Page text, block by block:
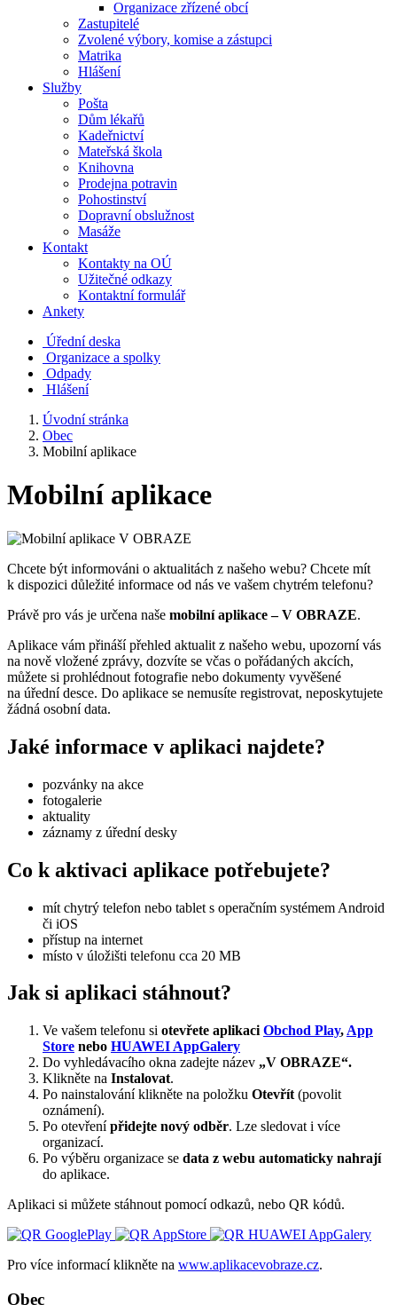
Organizace zřízené obcí
Zastupitelé
Zvolené výbory, komise a zástupci
Matrika
Hlášení
Služby
Pošta
Dům lékařů
Kadeřnictví
Mateřská škola
Knihovna
Prodejna potravin
Pohostinství
Dopravní obslužnost
Masáže
Kontakt
Kontakty na OÚ
Užitečné odkazy
Kontaktní formulář
Ankety
Úřední deska
Organizace a spolky
Odpady
Hlášení
Úvodní stránka
Obec
Mobilní aplikace
Mobilní aplikace
Chcete být informováni o aktualitách z našeho webu? Chcete mít
k dispozici důležité informace od nás ve vašem chytrém telefonu?
Právě pro vás je určena naše mobilní aplikace – V OBRAZE.
Aplikace vám přináší přehled aktualit z našeho webu, upozorní vás
na nově vložené zprávy, dozvíte se včas o pořádaných akcích,
můžete si prohlédnout fotografie nebo dokumenty vyvěšené
na úřední desce. Do aplikace se nemusíte registrovat, neposkytujete
žádná osobní data.
Jaké informace v aplikaci najdete?
pozvánky na akce
fotogalerie
aktuality
záznamy z úřední desky
Co k aktivaci aplikace potřebujete?
mít chytrý telefon nebo tablet s operačním systémem Android
či iOS
přístup na internet
místo v úložišti telefonu cca 20 MB
Jak si aplikaci stáhnout?
Ve vašem telefonu si otevřete aplikaci Obchod Play, App
Store nebo HUAWEI AppGalery
Do vyhledávacího okna zadejte název „V OBRAZE“.
Klikněte na Instalovat.
Po nainstalování klikněte na položku Otevřít (povolit
oznámení).
Po otevřenípřidejte nový odběr. Lze sledovat i více
organizací.
Po výběru organizace se data z webu automaticky nahrají
do aplikace.
Aplikaci si můžete stáhnout pomocí odkazů, nebo QR kódů.
Pro více informací klikněte na www.aplikacevobraze.cz.
Obec